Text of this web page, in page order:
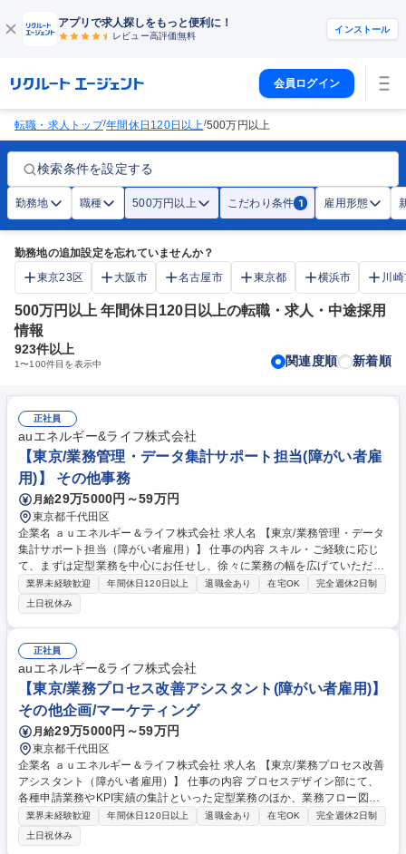
アプリで求人探しをもっと便利に！
レビュー高評価無料
インストール
会員ログイン
転職・求人トップ/年間休日120日以上/500万円以上
検索条件を設定する
勤務地 職種 500万円以上 こだわり条件 1 雇用形態
勤務地の追加設定を忘れていませんか？
東京23区
大阪市 名古屋市 東京都 横浜市 川
500万円以上 年間休日120日以上の転職・求人・中途採用
情報
923件以上
1〜100件目を表示中 関連度順 新着順
正社員
auエネルギー&ライフ株式会社
【東京/業務管理・データ集計サポート担当(障がい者雇
用)】 その他事務
月給29万5000円～59万円
東京都千代田区
企業名 ａｕエネルギー＆ライフ株式会社 求人名 【東京/業務管理・データ
集計サポート担当（障がい者雇用）】 仕事の内容 スキル・ご経験に応じ
て、まずは定型業務を中心にお任せし、徐々に業務の幅を広げていただき
ます。 【定型業務】■KPI実績データの集計／ダッシュボード更新／定例
レポート作成■案件／施策の進捗管理■委託費含む経費管理■各種権限申請
／管理／棚卸し■コミッション支払い処理■エスカレーション内容の整理・
転記■スケジュール調整 【非定型業務】（スキルに応じて） ■KPI設計／分
析／ボトルネック分析の補助■業務改善施策の立案補助 ■FAQ／ナレッジ
作成 募集職種 【東京/業務管理・データ集計サポート担当（障がい者雇
用）】
業界未経験歓迎 年間休日120日以上 退職金あり 在宅OK
完全週休2日制
土日祝休み
正社員
auエネルギー&ライフ株式会社
【東京/業務プロセス改善アシスタント(障がい者雇用)】
その他企画/マーケティング
月給29万5000円～59万円
東京都千代田区
企業名 ａｕエネルギー＆ライフ株式会社 求人名 【東京/業務プロセス改善
アシスタント（障がい者雇用）】 仕事の内容 プロセスデザイン部にて、
各種申請業務やKPI実績の集計といった定型業務のほか、業務フロー図や
マニュアル作成の補助など、業務プロセス改善に向けたサポート業務全般
をお任せします。 【定型業務】■各種申請業務、締切管理（稟議、発注業
務、精算業務） ■各種権限管理■KPI実績の入力・集計 【非定型業務】■業
業界未経験歓迎 年間休日120日以上 退職金あり 在宅OK
完全週休2日制
土日祝休み